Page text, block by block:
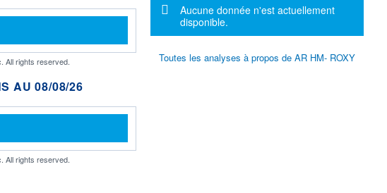
All rights reserved.
AU 08/08/26
All rights reserved.
Message d'information
Aucune donnée n'est actuellement
disponible.
Toutes les analyses à propos de AR HM- ROXY